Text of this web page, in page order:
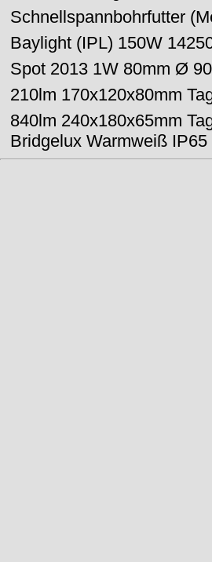
Schnellspannbohrfutter
Baylight (IPL) 150W
Spot 2013 1W 80mm Ø
210lm 170x120x80mm
840lm 240x180x65mm
Bridgelux Warmweiß IP65